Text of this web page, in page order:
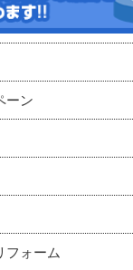
ーン
フォーム